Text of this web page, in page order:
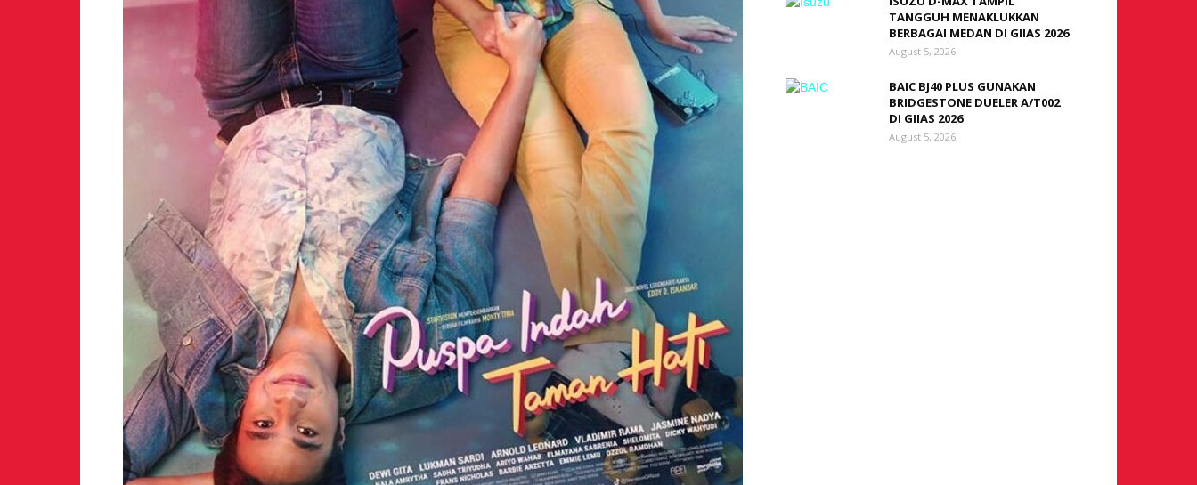
TANGGUH MENAKLUKKAN
BERBAGAI MEDAN DI GIIAS 2026
August 5, 2026
BAIC BJ40 PLUS GUNAKAN
BRIDGESTONE DUELER A/T002
DI GIIAS 2026
August 5, 2026